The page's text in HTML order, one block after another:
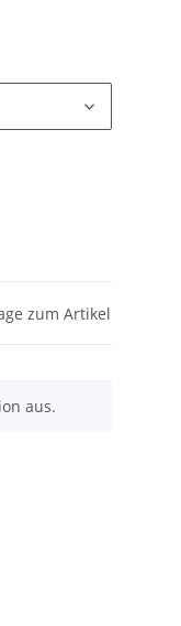
zum Artikel
aus.